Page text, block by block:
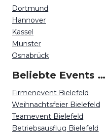
Dortmund
Hannover
Kassel
Münster
Osnabrück
Beliebte Events in Bielefeld
Firmenevent Bielefeld
Weihnachtsfeier Bielefeld
Teamevent Bielefeld
Betriebsausflug Bielefeld